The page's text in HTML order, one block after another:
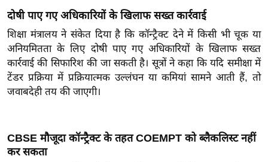
श
ख्सि
य
त
यं
ग
या
सा
दोषी पाए गए अधिकारियों के खिलाफ सख्त कार्रवाई
शिक्षा मंत्रालय ने संकेत दिया है कि कॉन्ट्रैक्ट देने में किसी भी चूक या
अनियमितता के लिए दोषी पाए गए अधिकारियों के खिलाफ सख्त
कार्रवाई की सिफारिश की जा सकती है। सूत्रों ने कहा कि यदि समीक्षा में
टेंडर प्रक्रिया में प्रक्रियात्मक उल्लंघन या कमियां सामने आती हैं, तो
जवाबदेही तय की जाएगी।
CBSE मौजूदा कॉन्ट्रैक्ट के तहत COEMPT को ब्लैकलिस्ट नहीं
कर सकता